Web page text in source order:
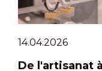
14.04.2026
De l'artisanat